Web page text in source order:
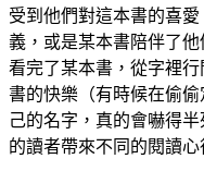
受到他們對這本書的喜
義，或是某本書陪伴了
看完了某本書，從字裡
書的快樂（有時候在偷
己的名字，真的會嚇得
的讀者帶來不同的閱讀